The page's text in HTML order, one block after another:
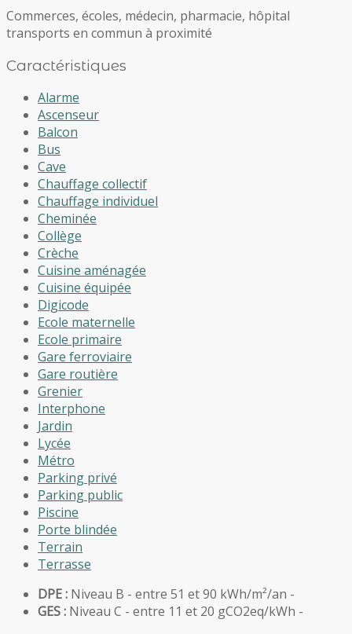
Commerces, écoles, médecin, pharmacie, hôpital
transports en commun à proximité
Caractéristiques
Alarme
Ascenseur
Balcon
Bus
Cave
Chauffage collectif
Chauffage individuel
Cheminée
Collège
Crèche
Cuisine aménagée
Cuisine équipée
Digicode
Ecole maternelle
Ecole primaire
Gare ferroviaire
Gare routière
Grenier
Interphone
Jardin
Lycée
Métro
Parking privé
Parking public
Piscine
Porte blindée
Terrain
Terrasse
DPE : Niveau B - entre 51 et 90 kWh/m²/an -
GES : Niveau C - entre 11 et 20 gCO2eq/kWh -